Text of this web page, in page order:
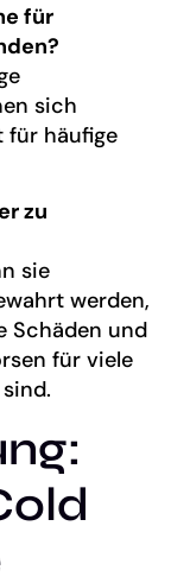
für
sich
häufige
zu
sie
werden,
Schäden und
für viele